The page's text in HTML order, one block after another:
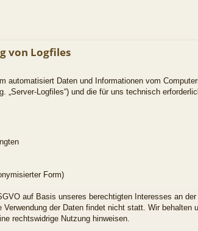
von Logfiles
automatisiert Daten und Informationen vom
„Server-Logfiles“) und die für uns technisch
Form)
auf Basis unseres berechtigten Interesses an
der Daten findet nicht statt. Wir
rechtswidrige Nutzung hinweisen.